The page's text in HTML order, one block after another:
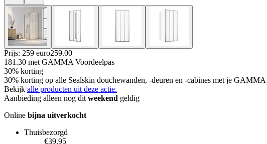
Prijs: 259 euro259.00
181.30 met GAMMA Voordeelpas
30% korting
30% korting op alle Sealskin douchewanden, -deuren en -cabines met je GAMMA
Bekijk alle producten uit deze actie.
Aanbieding alleen nog dit weekend geldig
Online bijna uitverkocht
Thuisbezorgd
€39.95